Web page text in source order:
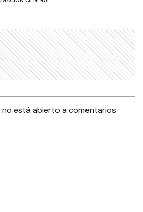
está abierto a comentarios